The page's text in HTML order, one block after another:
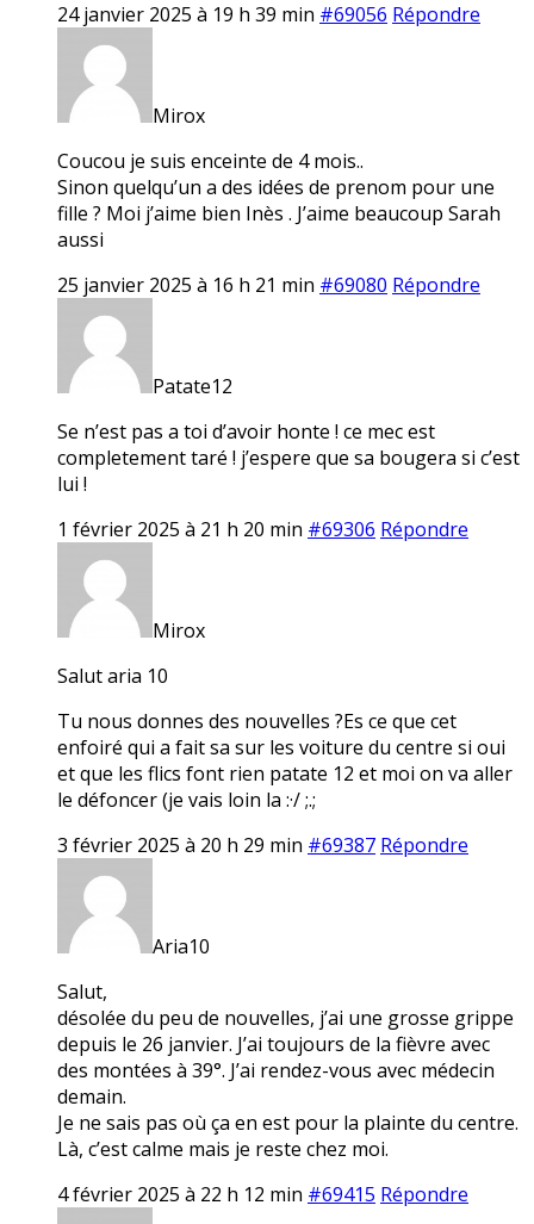
24 janvier 2025 à 19 h 39 min #69056 Répondre
Mirox
Coucou je suis enceinte de 4 mois..
Sinon quelqu’un a des idées de prenom pour une
fille ? Moi j’aime bien Inès . J’aime beaucoup Sarah
aussi
25 janvier 2025 à 16 h 21 min #69080 Répondre
Patate12
Se n’est pas a toi d’avoir honte ! ce mec est
completement taré ! j’espere que sa bougera si c’est
lui !
1 février 2025 à 21 h 20 min #69306 Répondre
Mirox
Salut aria 10
Tu nous donnes des nouvelles ?Es ce que cet
enfoiré qui a fait sa sur les voiture du centre si oui
et que les flics font rien patate 12 et moi on va aller
le défoncer (je vais loin la :·/ ;.;
3 février 2025 à 20 h 29 min #69387 Répondre
Aria10
Salut,
désolée du peu de nouvelles, j’ai une grosse grippe
depuis le 26 janvier. J’ai toujours de la fièvre avec
des montées à 39°. J’ai rendez-vous avec médecin
demain.
Je ne sais pas où ça en est pour la plainte du centre.
Là, c’est calme mais je reste chez moi.
4 février 2025 à 22 h 12 min #69415 Répondre